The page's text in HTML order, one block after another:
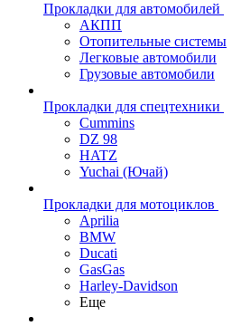
Прокладки для автомобилей
АКПП
Отопительные системы
Легковые автомобили
Грузовые автомобили
Прокладки для спецтехники
Cummins
DZ 98
HATZ
Yuchai (Ючай)
Прокладки для мотоциклов
Aprilia
BMW
Ducati
GasGas
Harley-Davidson
Еще